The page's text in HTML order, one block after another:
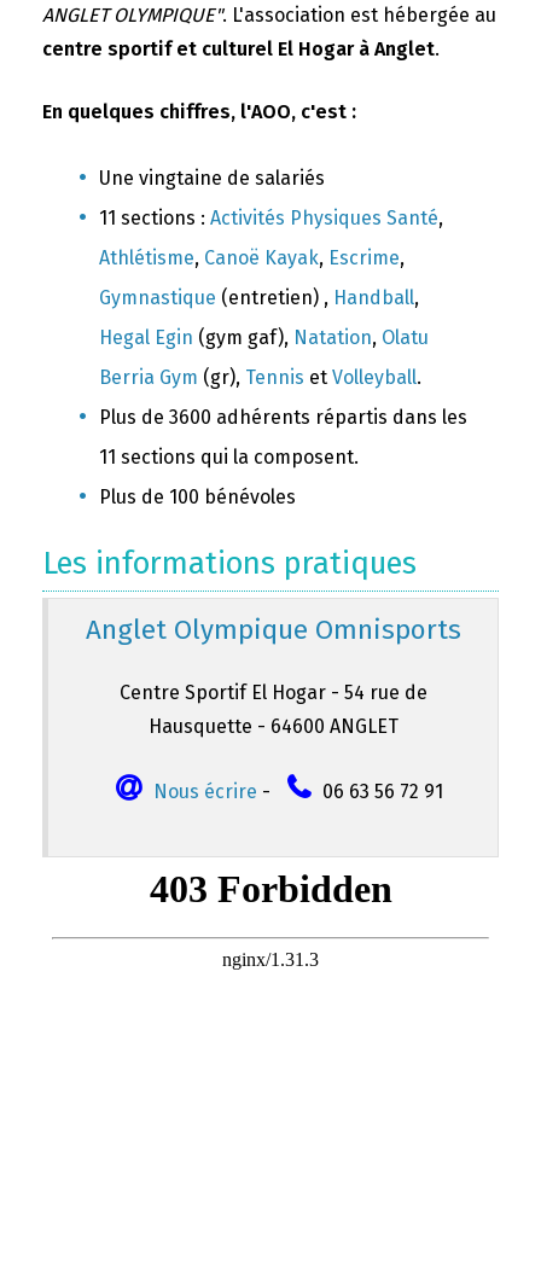
ANGLET OLYMPIQUE". L'association est hébergée au
centre sportif et culturel El Hogar à Anglet.
En quelques chiffres, l'AOO, c'est :
Une vingtaine de salariés
11 sections : Activités Physiques Santé,
Athlétisme, Canoë Kayak, Escrime,
Gymnastique (entretien) , Handball,
Hegal Egin (gym gaf), Natation, Olatu
Berria Gym (gr), Tennis et Volleyball.
Plus de 3600 adhérents répartis dans les
11 sections qui la composent.
Plus de 100 bénévoles
Les informations pratiques
Anglet Olympique Omnisports
Centre Sportif El Hogar - 54 rue de
Hausquette - 64600 ANGLET
Nous écrire - 06 63 56 72 91